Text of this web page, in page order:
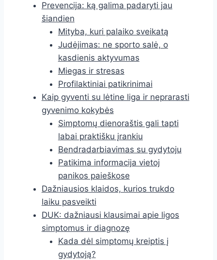
Prevencija: ką galima padaryti jau
šiandien
Mityba, kuri palaiko sveikatą
Judėjimas: ne sporto salė, o
kasdienis aktyvumas
Miegas ir stresas
Profilaktiniai patikrinimai
Kaip gyventi su lėtine liga ir neprarasti
gyvenimo kokybės
Simptomų dienoraštis gali tapti
labai praktišku įrankiu
Bendradarbiavimas su gydytoju
Patikima informacija vietoj
panikos paieškose
Dažniausios klaidos, kurios trukdo
laiku pasveikti
DUK: dažniausi klausimai apie ligos
simptomus ir diagnozę
Kada dėl simptomų kreiptis į
gydytoją?